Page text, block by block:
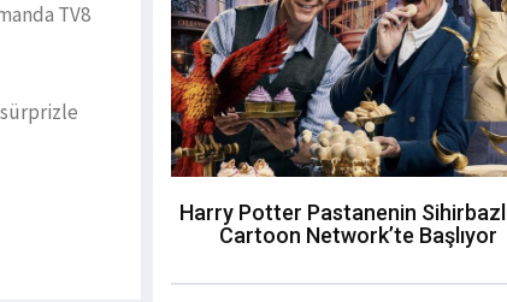
TV8
Harry Potter Pastanenin
Cartoon Network’te Başlıyor